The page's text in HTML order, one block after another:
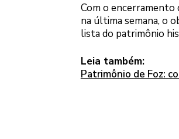
Com o encerramento
na última semana, o
lista do patrimônio
Leia também:
Patrimônio de Foz: